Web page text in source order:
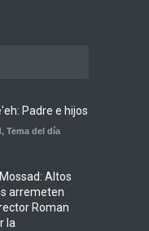
Padre e hijos
, Tema del día
Altos
arremeten
Roman
la